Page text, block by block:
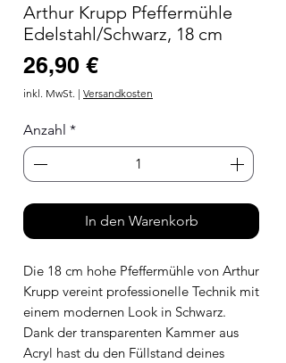
Arthur Krupp Pfeffermühle
Edelstahl/Schwarz, 18 cm
26,90 €Preis
inkl. MwSt. | Versandkosten
Anzahl *
In den Warenkorb
Die 18 cm hohe Pfeffermühle von Arthur
Krupp vereint professionelle Technik mit
einem modernen Look in Schwarz.
Dank der transparenten Kammer aus
Acryl hast du den Füllstand deines